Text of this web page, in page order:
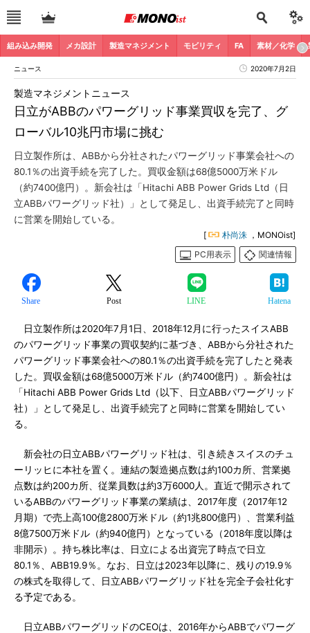
組み込み開発 メカ設計 製造マネジメント モビリティ FA 素材／化学
ニュース 2020年7月2日
日立がABBのパワーグリッド事業買収を完了、グ
ローバル10兆円市場に挑む
製造マネジメントニュース
日立製作所は、ABBから分社されたパワーグリッド事業会社への
80.1％の出資手続を完了した。買収金額は68億5000万米ドル
（約7400億円）。新会社は「Hitachi ABB Power Grids Ltd（日
立ABBパワーグリッド社）」として発足し、出資手続完了と同時
に営業を開始している。
[ 朴尚洙 ，MONOist]
PC用表示
関連情報
Share Post LINE Hatena
日立製作所は2020年7月1日、2018年12月に行ったスイスABB
のパワーグリッド事業の買収契約に基づき、ABBから分社された
パワーグリッド事業会社への80.1％の出資手続を完了したと発表
した。買収金額は68億5000万米ドル（約7400億円）。新会社は
「Hitachi ABB Power Grids Ltd（以下、日立ABBパワーグリッド
社）」として発足し、出資手続完了と同時に営業を開始してい
る。
新会社の日立ABBパワーグリッド社は、引き続きスイスのチュ
ーリッヒに本社を置く。連結の製造拠点数は約100カ所、営業拠
点数は約200カ所、従業員数は約3万6000人。直近で開示されて
いるABBのパワーグリッド事業の業績は、2017年度（2017年12
月期）で売上高100億2800万米ドル（約1兆800億円）、営業利益
8億7500万米ドル（約940億円）となっている（2018年度以降は
非開示）。持ち株比率は、日立による出資完了時点で日立
80.1％、ABB19.9％。なお、日立は2023年以降に、残りの19.9％
の株式を取得して、日立ABBパワーグリッド社を完全子会社化す
る予定である。
日立ABBパワーグリッドのCEOは、2016年からABBでパワーグ